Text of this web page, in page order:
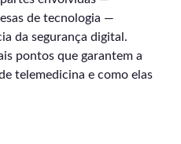
de tecnologia —
da segurança digital.
pontos que garantem a
telemedicina e como elas